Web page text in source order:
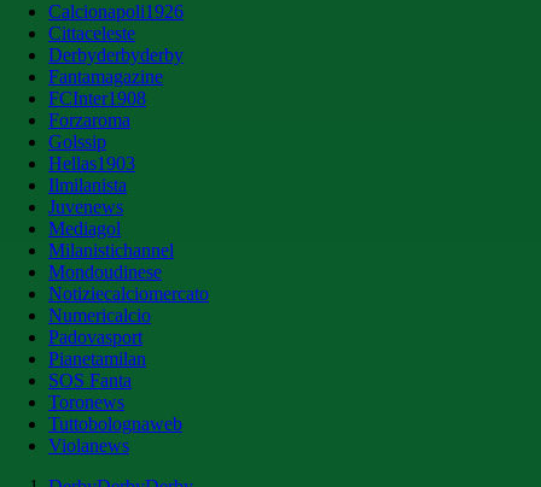
Calcionapoli1926
Cittaceleste
Derbyderbyderby
Fantamagazine
FCInter1908
Forzaroma
Golssip
Hellas1903
Ilmilanista
Juvenews
Mediagol
Milanistichannel
Mondoudinese
Notiziecalciomercato
Numericalcio
Padovasport
Pianetamilan
SOS Fanta
Toronews
Tuttobolognaweb
Violanews